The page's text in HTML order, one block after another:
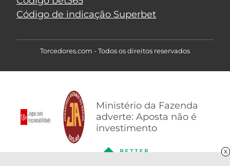
X
Código de indicação Superbet
Torcedores.com - Todos os direitos reservados
Ministério da Fazenda
adverte: Aposta não é
investimento